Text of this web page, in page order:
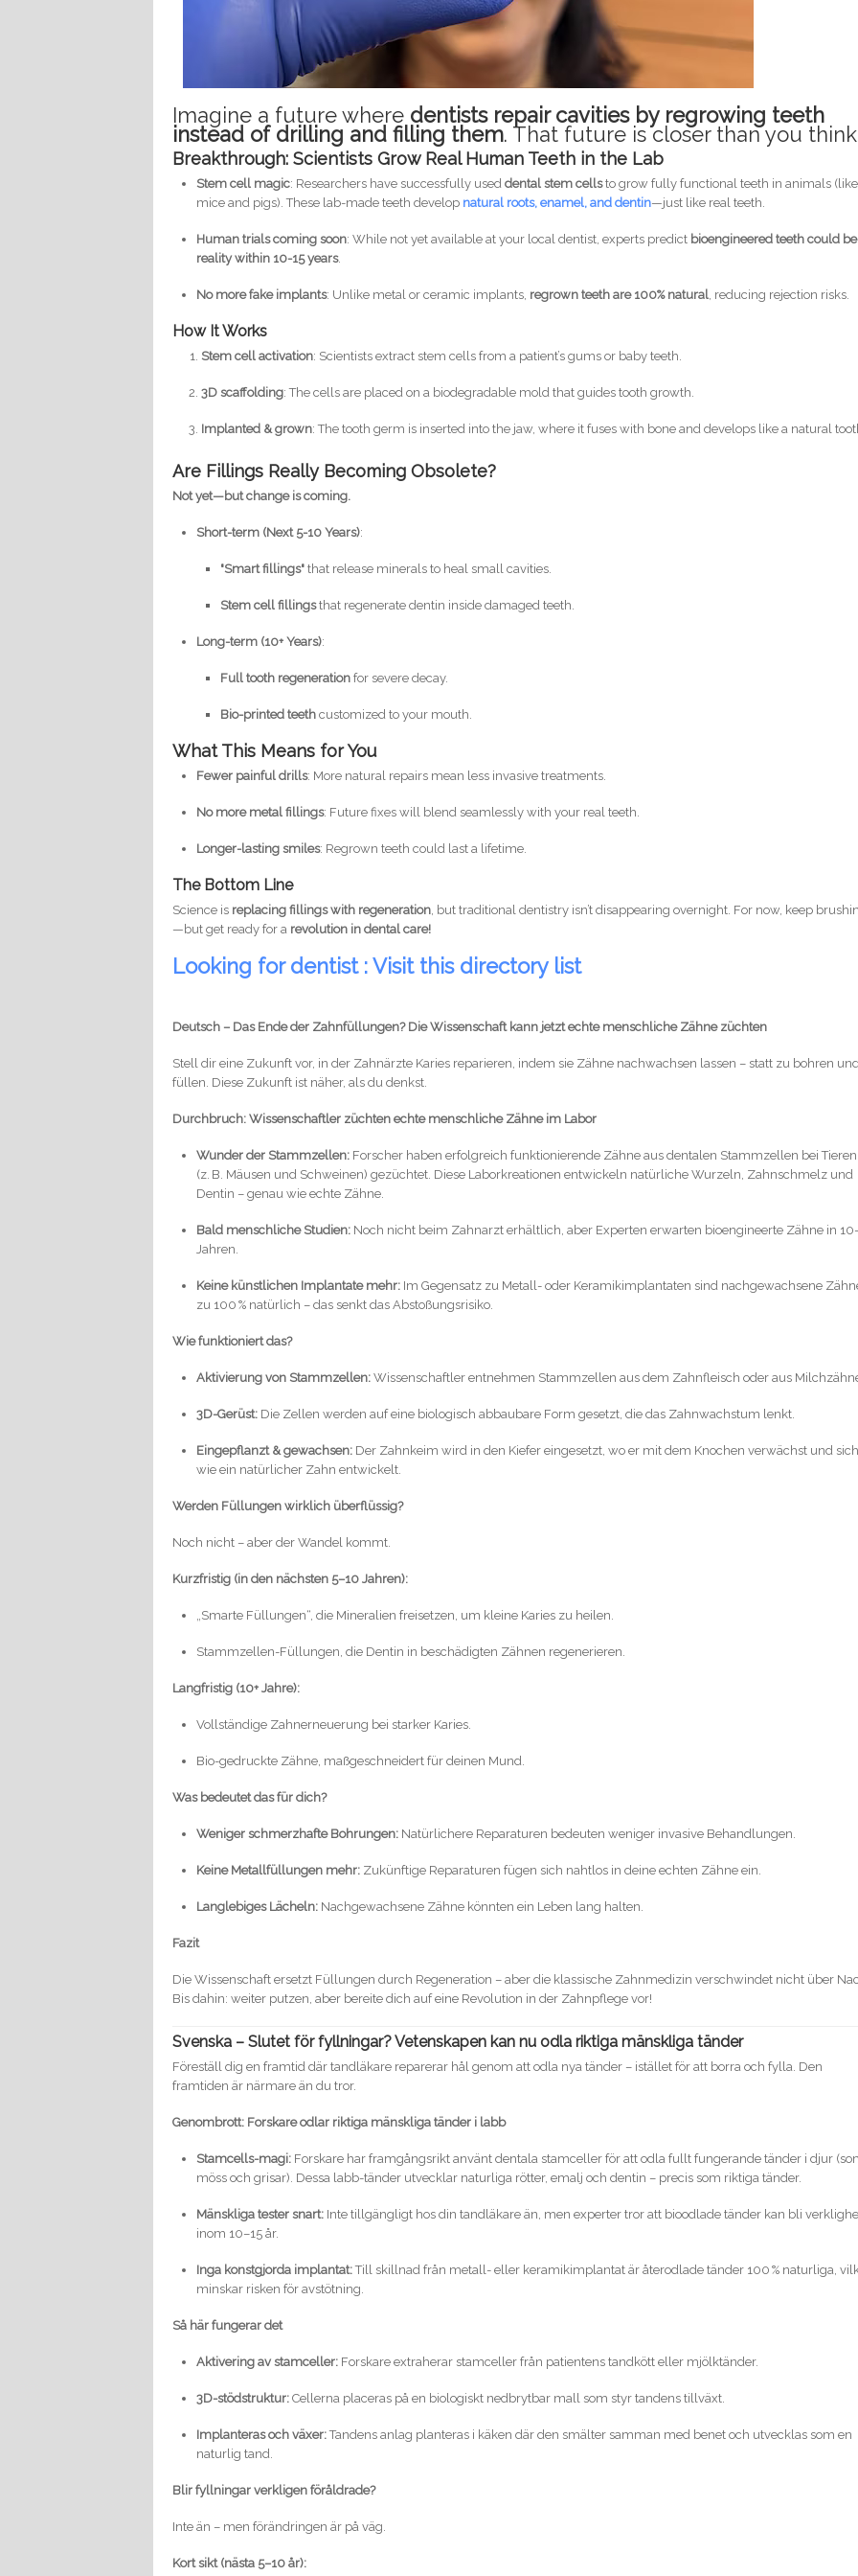
Imagine a future where dentists repair cavities by regrowing teeth
instead of drilling and filling them. That future is closer than you
Breakthrough: Scientists Grow Real Human Teeth in the Lab
Stem cell magic: Researchers have successfully useddental stem cellsto grow fully functional teeth in animals (like
mice and pigs). These lab-made teeth develop natural roots, enamel, and dentin—just like real teeth.
Human trials coming soon: While not yet available at your local dentist, experts predict bioengineered teeth could
reality within 10-15 years.
No more fake implants: Unlike metal or ceramic implants, regrown teeth are 100% natural , reducing rejection risks.
How It Works
Stem cell activation: Scientists extract stem cells from a patient’s gums or baby teeth.
3D scaffolding: The cells are placed on a biodegradable mold that guides tooth growth.
Implanted & grown: The tooth germ is inserted into the jaw, where it fuses with bone and develops like a natural
Are Fillings Really Becoming Obsolete?
Not yet—but change is coming.
Short-term (Next 5-10 Years):
"Smart fillings" that release minerals to heal small cavities.
Stem cell fillingsthat regenerate dentin inside damaged teeth.
Long-term (10+ Years):
Full tooth regeneration for severe decay.
Bio-printed teeth customized to your mouth.
What This Means for You
Fewer painful drills: More natural repairs mean less invasive treatments.
No more metal fillings: Future fixes will blend seamlessly with your real teeth.
Longer-lasting smiles: Regrown teeth could last a lifetime.
The Bottom Line
Science is replacing fillings with regeneration , but traditional dentistry isn’t disappearing overnight. For now, keep
—but get ready for a revolution in dental care!
Looking for dentist : Visit this directory list
Deutsch – Das Ende der Zahnfüllungen? Die Wissenschaft kann jetzt echte menschliche Zähne züchten
Stell dir eine Zukunft vor, in der Zahnärzte Karies reparieren, indem sie Zähne nachwachsen lassen – statt zu bohren
füllen. Diese Zukunft ist näher, als du denkst.
Durchbruch: Wissenschaftler züchten echte menschliche Zähne im Labor
Wunder der Stammzellen: Forscher haben erfolgreich funktionierende Zähne aus dentalen Stammzellen bei Tieren
(z. B. Mäusen und Schweinen) gezüchtet. Diese Laborkreationen entwickeln natürliche Wurzeln, Zahnschmelz und
Dentin – genau wie echte Zähne.
Bald menschliche Studien: Noch nicht beim Zahnarzt erhältlich, aber Experten erwarten bioengineerte Zähne in
Jahren.
Keine künstlichen Implantate mehr: Im Gegensatz zu Metall- oder Keramikimplantaten sind nachgewachsene
zu 100 % natürlich – das senkt das Abstoßungsrisiko.
Wie funktioniert das?
Aktivierung von Stammzellen: Wissenschaftler entnehmen Stammzellen aus dem Zahnfleisch oder aus
3D-Gerüst: Die Zellen werden auf eine biologisch abbaubare Form gesetzt, die das Zahnwachstum lenkt.
Eingepflanzt & gewachsen: Der Zahnkeim wird in den Kiefer eingesetzt, wo er mit dem Knochen verwächst und sich
wie ein natürlicher Zahn entwickelt.
Werden Füllungen wirklich überflüssig?
Noch nicht – aber der Wandel kommt.
Kurzfristig (in den nächsten 5–10 Jahren):
„Smarte Füllungen“, die Mineralien freisetzen, um kleine Karies zu heilen.
Stammzellen-Füllungen, die Dentin in beschädigten Zähnen regenerieren.
Langfristig (10+ Jahre):
Vollständige Zahnerneuerung bei starker Karies.
Bio-gedruckte Zähne, maßgeschneidert für deinen Mund.
Was bedeutet das für dich?
Weniger schmerzhafte Bohrungen: Natürlichere Reparaturen bedeuten weniger invasive Behandlungen.
Keine Metallfüllungen mehr: Zukünftige Reparaturen fügen sich nahtlos in deine echten Zähne ein.
Langlebiges Lächeln: Nachgewachsene Zähne könnten ein Leben lang halten.
Fazit
Die Wissenschaft ersetzt Füllungen durch Regeneration – aber die klassische Zahnmedizin verschwindet nicht über
Bis dahin: weiter putzen, aber bereite dich auf eine Revolution in der Zahnpflege vor!
Svenska – Slutet för fyllningar? Vetenskapen kan nu odla riktiga mänskliga tänder
Föreställ dig en framtid där tandläkare reparerar hål genom att odla nya tänder – istället för att borra och fylla. Den
framtiden är närmare än du tror.
Genombrott: Forskare odlar riktiga mänskliga tänder i labb
Stamcells-magi: Forskare har framgångsrikt använt dentala stamceller för att odla fullt fungerande tänder i djur
möss och grisar). Dessa labb-tänder utvecklar naturliga rötter, emalj och dentin – precis som riktiga tänder.
Mänskliga tester snart: Inte tillgängligt hos din tandläkare än, men experter tror att bioodlade tänder kan bli
inom 10–15 år.
Inga konstgjorda implantat:Till skillnad från metall- eller keramikimplantat är återodlade tänder 100 % naturliga,
minskar risken för avstötning.
Så här fungerar det
Aktivering av stamceller: Forskare extraherar stamceller från patientens tandkött eller mjölktänder.
3D-stödstruktur: Cellerna placeras på en biologiskt nedbrytbar mall som styr tandens tillväxt.
Implanteras och växer:Tandens anlag planteras i käken där den smälter samman med benet och utvecklas som en
naturlig tand.
Blir fyllningar verkligen föråldrade?
Inte än – men förändringen är på väg.
Kort sikt (nästa 5–10 år):